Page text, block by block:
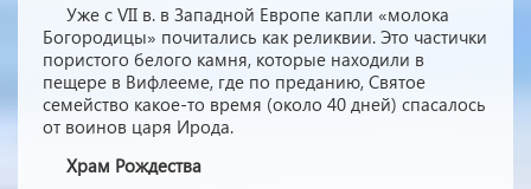
Уже с VII в. в Западной Европе капли «молока
Богородицы» почитались как реликвии. Это частички
пористого белого камня, которые находили в
пещере в Вифлееме, где по преданию, Святое
семейство какое-то время (около 40 дней) спасалось
от воинов царя Ирода.
Храм Рождества